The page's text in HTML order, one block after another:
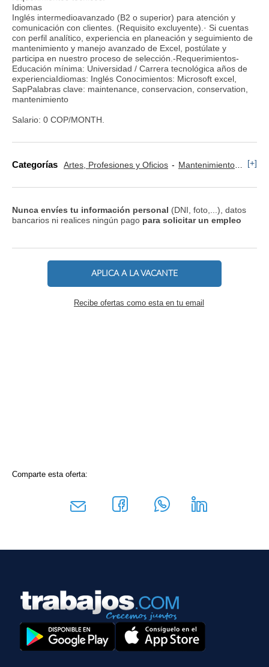
Idiomas
Inglés intermedioavanzado (B2 o superior) para atención y
comunicación con clientes. (Requisito excluyente).· Si cuentas
con perfil analítico, experiencia en planeación y seguimiento de
mantenimiento y manejo avanzado de Excel, postúlate y
participa en nuestro proceso de selección.-Requerimientos-
Educación mínima: Universidad / Carrera tecnológica años de
experienciaIdiomas: Inglés Conocimientos: Microsoft excel,
SapPalabras clave: maintenance, conservacion, conservation,
mantenimiento
Salario: 0 COP/MONTH.
Categorías Artes, Profesiones y Oficios Mantenimiento [+]
Nunca envíes tu información personal (DNI, foto,...), datos
bancarios ni realices ningún pago para solicitar un empleo
APLICA A LA VACANTE
Recibe ofertas como esta en tu email
Comparte esta oferta: